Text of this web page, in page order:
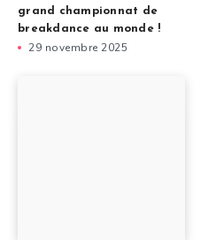
grand championnat de
breakdance au monde !
29 novembre 2025